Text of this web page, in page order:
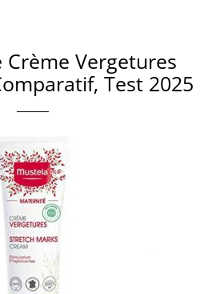
Crème Vergetures
Test 2025